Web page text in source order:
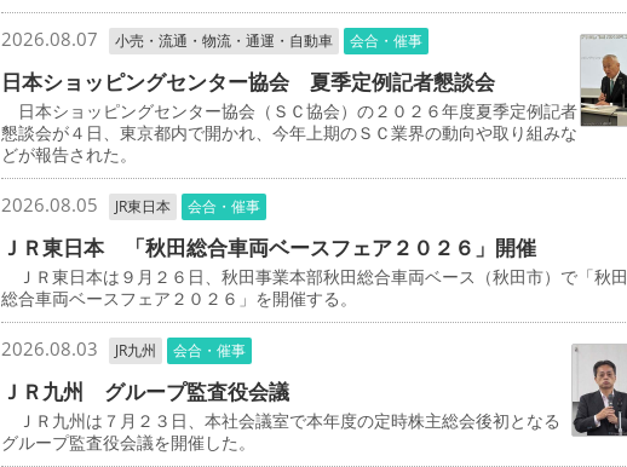
2026.08.07 小売・流通・物流・通運・自動車 会合・催事
日本ショッピングセンター協会 夏季定例記者懇談会
日本ショッピングセンター協会（ＳＣ協会）の２０２６年度夏季定例記者
懇談会が４日、東京都内で開かれ、今年上期のＳＣ業界の動向や取り組みな
どが報告された。
2026.08.05 JR東日本 会合・催事
ＪＲ東日本 「秋田総合車両ベースフェア２０２６」開催
ＪＲ東日本は９月２６日、秋田事業本部秋田総合車両ベース（秋田市）で「秋田
総合車両ベースフェア２０２６」を開催する。
2026.08.03 JR九州 会合・催事
ＪＲ九州 グループ監査役会議
ＪＲ九州は７月２３日、本社会議室で本年度の定時株主総会後初となる
グループ監査役会議を開催した。